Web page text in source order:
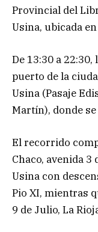
Provincial del
Usina, ubicada
De 13:30 a
puerto de la
Usina (Pasaje
Martín), donde
El recorrido
Chaco, avenida 3
Usina con
Pio XI, mientras
9 de Julio, La